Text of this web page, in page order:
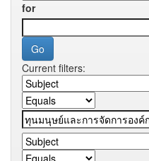
for
Current filters: